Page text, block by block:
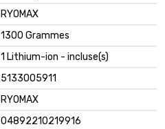
RYOMAX
1300 Grammes
1 Lithium-ion - incluse(s)
5133005911
RYOMAX
04892210219916